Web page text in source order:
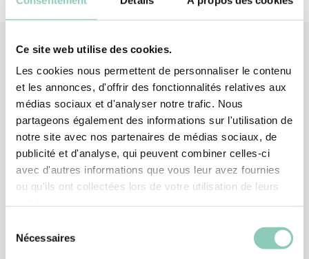
Ce site web utilise des cookies.
Les cookies nous permettent de personnaliser le contenu
et les annonces, d'offrir des fonctionnalités relatives aux
médias sociaux et d'analyser notre trafic. Nous
partageons également des informations sur l'utilisation de
notre site avec nos partenaires de médias sociaux, de
publicité et d'analyse, qui peuvent combiner celles-ci
avec d'autres informations que vous leur avez fournies
ou qu'ils ont collectées lors de votre utilisation de leurs
Nécessaires
Produits associés